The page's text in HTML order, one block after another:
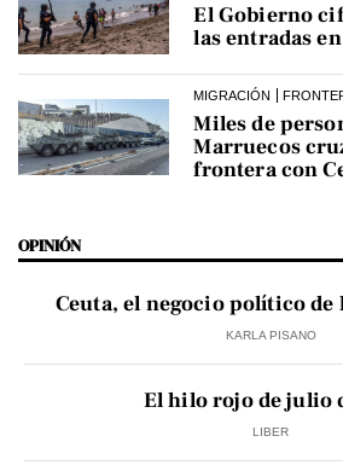
El Gobierno
las entradas
MIGRACIÓN
Miles de
Marruecos
frontera con
OPINIÓN
Ceuta, el negocio político
KARLA PISANO
El hilo rojo de julio
LIBER